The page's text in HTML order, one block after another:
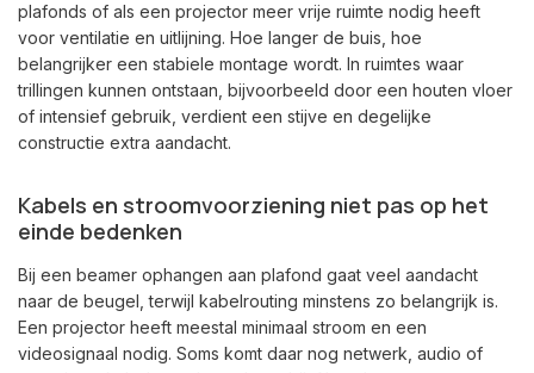
plafonds of als een projector meer vrije ruimte nodig heeft
voor ventilatie en uitlijning. Hoe langer de buis, hoe
belangrijker een stabiele montage wordt. In ruimtes waar
trillingen kunnen ontstaan, bijvoorbeeld door een houten vloer
of intensief gebruik, verdient een stijve en degelijke
constructie extra aandacht.
Kabels en stroomvoorziening niet pas op het
einde bedenken
Bij een beamer ophangen aan plafond gaat veel aandacht
naar de beugel, terwijl kabelrouting minstens zo belangrijk is.
Een projector heeft meestal minimaal stroom en een
videosignaal nodig. Soms komt daar nog netwerk, audio of